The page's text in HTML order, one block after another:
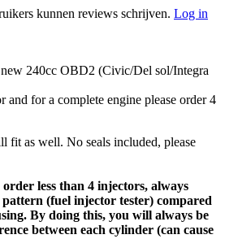
kunnen reviews schrijven. Log in
240cc OBD2 (Civic/Del sol/Integra
and for a complete engine please order 4
fit as well. No seals included, please
less than 4 injectors, always
(fuel injector tester) compared
By doing this, you will always be
between each cylinder (can cause